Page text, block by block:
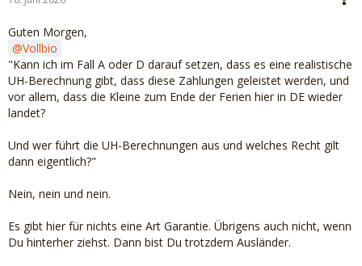
Guten Morgen,
Vollbio
"Kann ich im Fall A oder D darauf setzen, dass es eine realistische
UH-Berechnung gibt, dass diese Zahlungen geleistet werden, und
vor allem, dass die Kleine zum Ende der Ferien hier in DE wieder
landet?
Und wer führt die UH-Berechnungen aus und welches Recht gilt
dann eigentlich?"
Nein, nein und nein.
Es gibt hier für nichts eine Art Garantie. Übrigens auch nicht, wenn
Du hinterher ziehst. Dann bist Du trotzdem Ausländer.